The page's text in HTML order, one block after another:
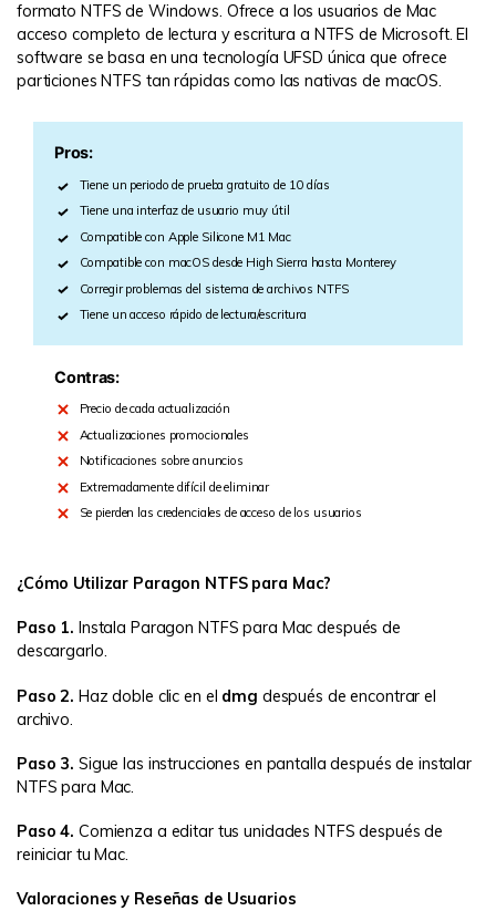
formato NTFS de Windows. Ofrece a los usuarios de Mac
acceso completo de lectura y escritura a NTFS de Microsoft. El
software se basa en una tecnología UFSD única que ofrece
particiones NTFS tan rápidas como las nativas de macOS.
Pros:
Tiene un periodo de prueba gratuito de 10 días
Tiene una interfaz de usuario muy útil
Compatible con Apple Silicone M1 Mac
Compatible con macOS desde High Sierra hasta Monterey
Corregir problemas del sistema de archivos NTFS
Tiene un acceso rápido de lectura/escritura
Contras:
Precio de cada actualización
Actualizaciones promocionales
Notificaciones sobre anuncios
Extremadamente difícil de eliminar
Se pierden las credenciales de acceso de los usuarios
¿Cómo Utilizar Paragon NTFS para Mac?
Paso 1. Instala Paragon NTFS para Mac después de
descargarlo.
Paso 2. Haz doble clic en el dmg después de encontrar el
archivo.
Paso 3. Sigue las instrucciones en pantalla después de instalar
NTFS para Mac.
Paso 4. Comienza a editar tus unidades NTFS después de
reiniciar tu Mac.
Valoraciones y Reseñas de Usuarios